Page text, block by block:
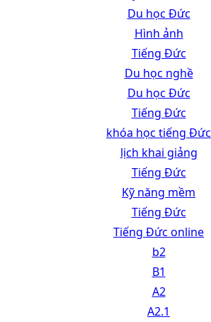
Du học Đức
Hình ảnh
Tiếng Đức
Du học nghề
Du học Đức
Tiếng Đức
khóa học tiếng Đức
lịch khai giảng
Tiếng Đức
Kỹ năng mềm
Tiếng Đức
Tiếng Đức online
b2
B1
A2
A2.1